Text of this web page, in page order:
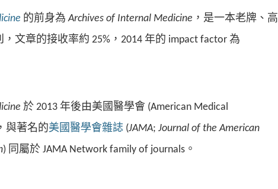
的前身為Archives of Internal Medicine ，是一本老牌、高
文章的接收率約 25%，2014 年的 impact factor 為
於 2013 年後由美國醫學會 (American Medical
與著名的美國醫學會雜誌 (JAMA; Journal of the American
) 同屬於 JAMA Network family of journals。